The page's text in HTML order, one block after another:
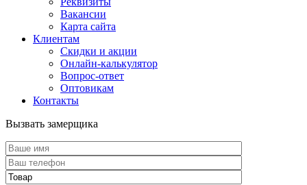
Вакансии
Карта сайта
Клиентам
Скидки и акции
Онлайн-калькулятор
Вопрос-ответ
Оптовикам
Контакты
Вызвать замерщика